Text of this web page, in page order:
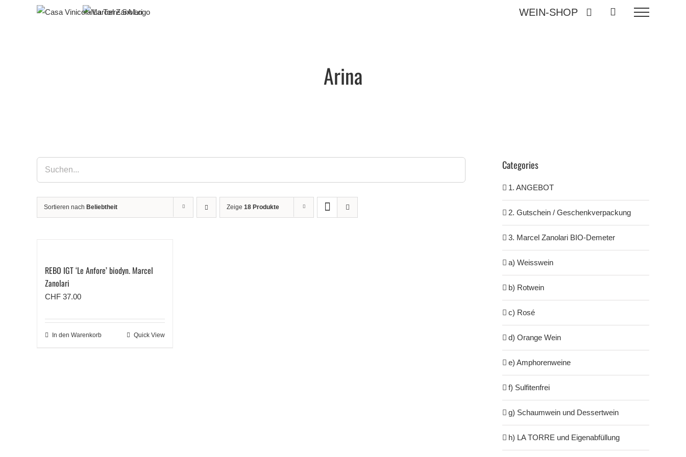
WEIN-SHOP
Arina
Sortieren nach Beliebtheit Zeige 18 Produkte
REBO IGT ‘Le Anfore’ biodyn. Marcel
Zanolari
CHF 37.00
In den Warenkorb Quick View
Categories
1. ANGEBOT
2. Gutschein / Geschenkverpackung
3. Marcel Zanolari BIO-Demeter
a) Weisswein
b) Rotwein
c) Rosé
d) Orange Wein
e) Amphorenweine
f) Sulfitenfrei
g) Schaumwein und Dessertwein
h) LA TORRE und Eigenabfüllung